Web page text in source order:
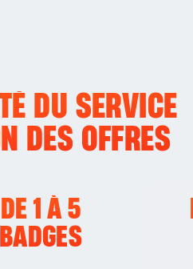
DU SERVICE
DES OFFRES
DE 1 À 5
BADGES